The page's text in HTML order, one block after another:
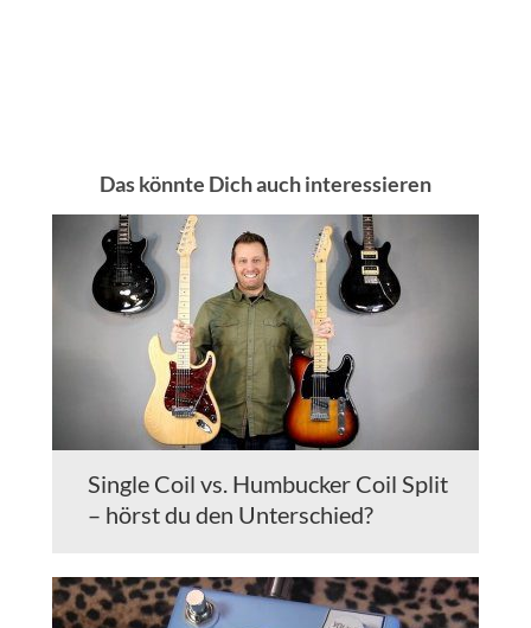
Das könnte Dich auch interessieren
Single Coil vs. Humbucker Coil Split
– hörst du den Unterschied?